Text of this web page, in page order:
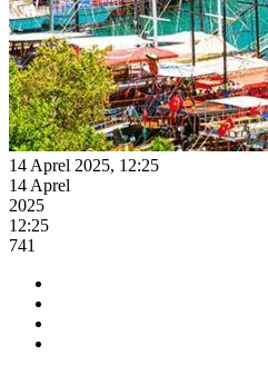
14 Aprel 2025, 12:25
14 Aprel
2025
12:25
741